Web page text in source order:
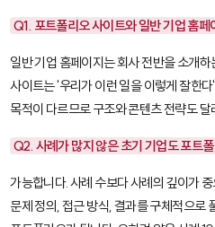
Q1. 포트폴리오 사이트와 일반 기업 홈
일반 기업 홈페이지는 회사 전반을 소개
사이트는 '우리가 이런 일을 이렇게 잘한
목적이 다르므로 구조와 콘텐츠 전략도 달
Q2. 사례가 많지 않은 초기 기업도 포트
가능합니다. 사례 수보다 사례의 깊이가
문제 정의, 접근 방식, 결과를 구체적으로